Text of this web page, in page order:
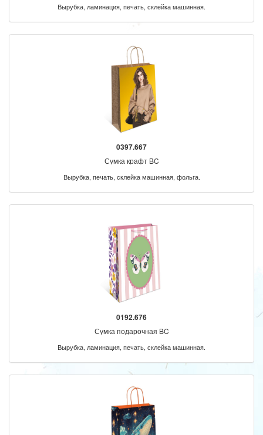
Вырубка, ламинация, печать, склейка машинная.
0397.667
Сумка крафт BC
Вырубка, печать, склейка машинная, фольга.
0192.676
Сумка подарочная BC
Вырубка, ламинация, печать, склейка машинная.